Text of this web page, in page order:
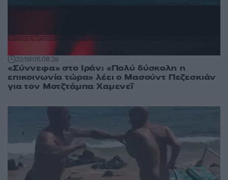
22:5805.08.26
«Σύννεφα» στο Ιράν: «Πολύ δύσκολη η
επικοινωνία τώρα» λέει ο Μασούντ Πεζεσκιάν
για τον Μοτζτάμπα Χαμενεΐ